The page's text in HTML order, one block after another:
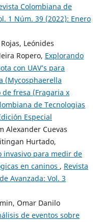
Colombiana de
1 Núm. 39 (2022): Enero
Leónides
Ropero, Explorando
con UAV’s para
(Mycosphaerella
fresa (Fragaria x
de Tecnologias
Especial
Alexander Cuevas
Hurtado,
invasivo para medir de
en caninos , Revista
Avanzada: Vol. 3
Omar Danilo
de eventos sobre